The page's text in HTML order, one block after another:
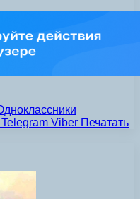
Telegram Viber Печатать